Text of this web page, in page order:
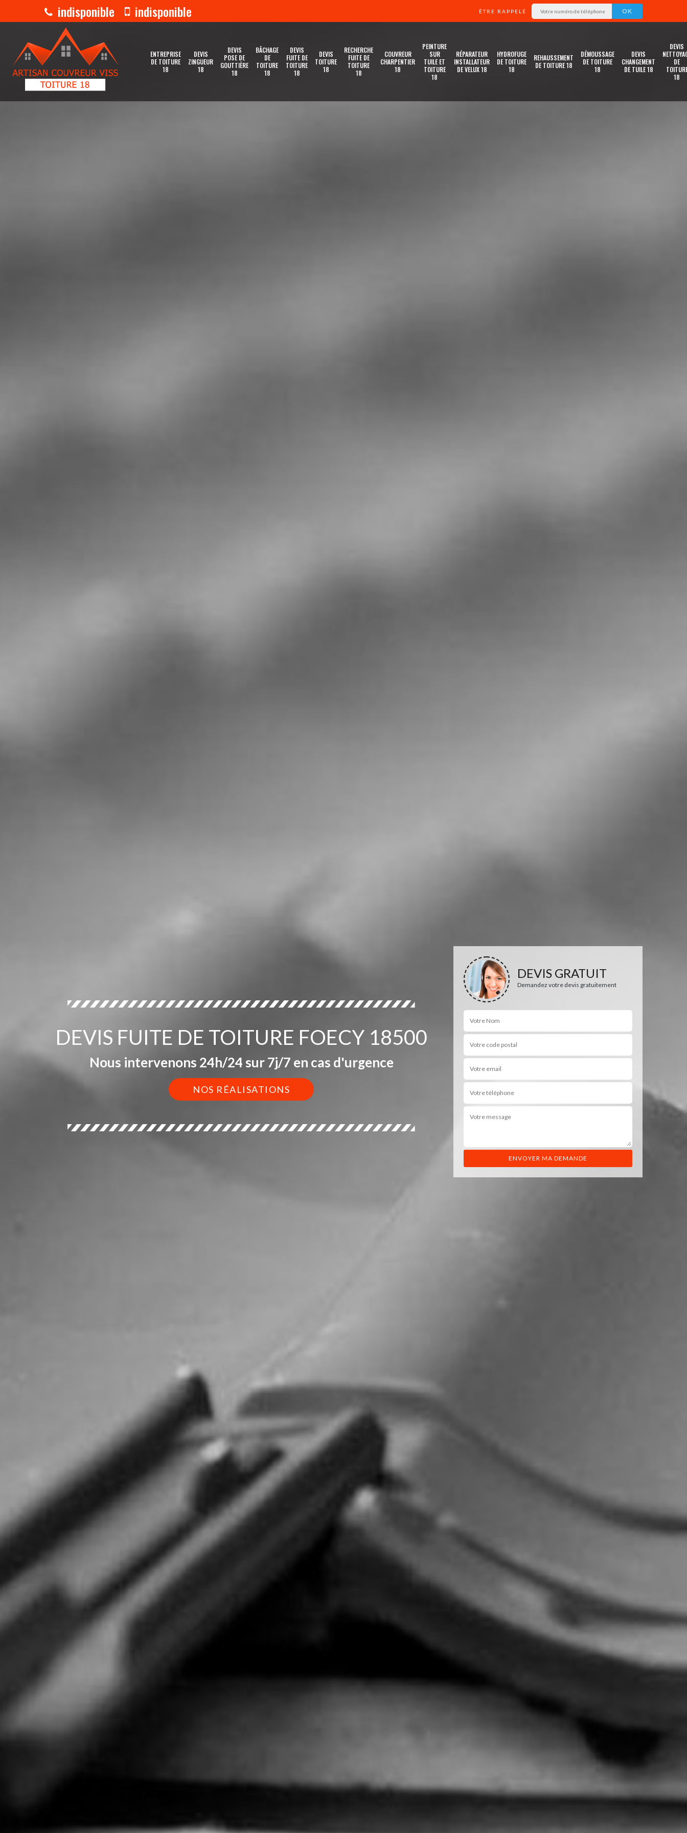
indisponible indisponible ÊTRE RAPPELÉ
ENTREPRISE
DE TOITURE
18
DEVIS
ZINGUEUR
18
DEVIS
POSE DE
GOUTTIÈRE
18
BÂCHAGE
DE
TOITURE
18
DEVIS
FUITE DE
TOITURE
18
DEVIS
TOITURE
18
RECHERCHE
FUITE DE
TOITURE
18
COUVREUR
CHARPENTIER
18
PEINTURE
SUR
TUILE ET
TOITURE
18
RÉPARATEUR
INSTALLATEUR
DE VELUX 18
HYDROFUGE
DE TOITURE
18
REHAUSSEMENT
DE TOITURE 18
DÉMOUSSAGE
DE TOITURE
18
DEVIS
CHANGEMENT
DE TUILE 18
DEVIS
DE
18
DEVIS FUITE DE TOITURE FOECY 18500
Nous intervenons 24h/24 sur 7j/7 en cas d'urgence
NOS RÉALISATIONS
DEVIS GRATUIT
Demandez votre devis gratuitement